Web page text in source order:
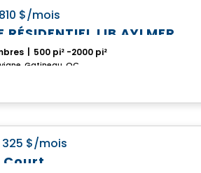
$/mois
RÉSIDENTIEL LIB AYLMER
500 pi² -2000 pi²
Gatineau, QC
Maison
325 $/mois
Court